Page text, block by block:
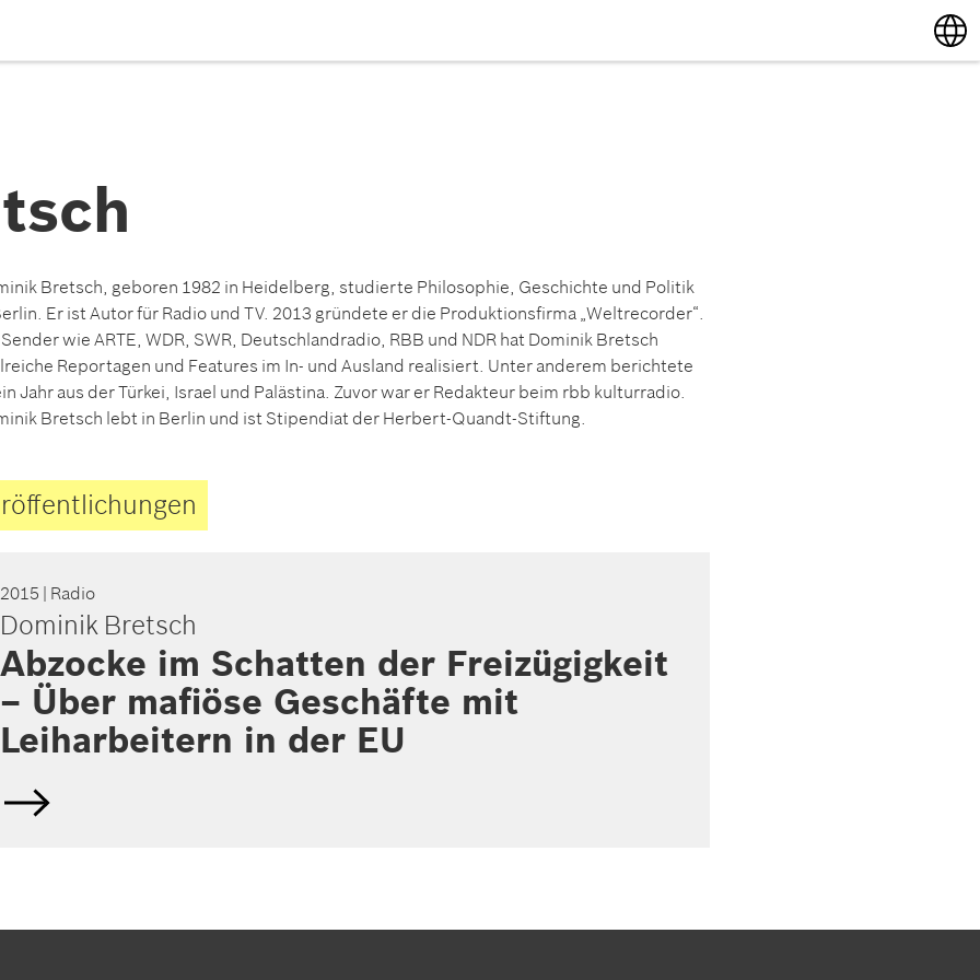
Bretsch, geboren 1982 in Heidelberg, studierte Philosophie, Geschichte und Politik
Er ist Autor für Radio und TV. 2013 gründete er die Produktionsfirma „Weltrecorder“.
wie ARTE, WDR, SWR, Deutschlandradio, RBB und NDR hat Dominik Bretsch
Reportagen und Features im In- und Ausland realisiert. Unter anderem berichtete
Jahr aus der Türkei, Israel und Palästina. Zuvor war er Redakteur beim rbb kulturradio.
Bretsch lebt in Berlin und ist Stipendiat der Herbert-Quandt-Stiftung.
2015 | Radio
Dominik Bretsch
Abzocke im Schatten der Freizügigkeit
– Über mafiöse Geschäfte mit
Leiharbeitern in der EU